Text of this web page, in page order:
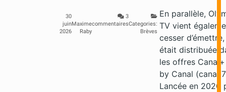
30
juin
2026
Maxime
Raby
3
commentairesCategories:
Brèves
En parallèle,
TV vient
cesser
était distribuée
les offres
by Canal (canal
Lancée en 2020